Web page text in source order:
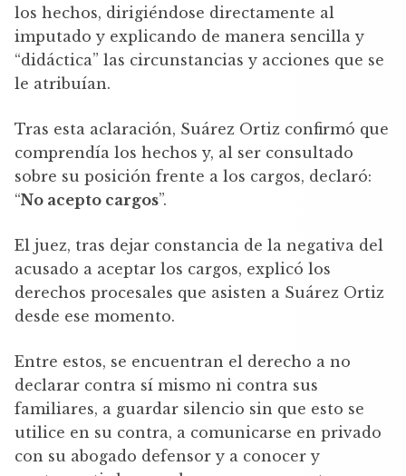
los hechos, dirigiéndose directamente al
imputado y explicando de manera sencilla y
“didáctica” las circunstancias y acciones que se
le atribuían.
Tras esta aclaración, Suárez Ortiz confirmó que
comprendía los hechos y, al ser consultado
sobre su posición frente a los cargos, declaró:
“No acepto cargos”.
El juez, tras dejar constancia de la negativa del
acusado a aceptar los cargos, explicó los
derechos procesales que asisten a Suárez Ortiz
desde ese momento.
Entre estos, se encuentran el derecho a no
declarar contra sí mismo ni contra sus
familiares, a guardar silencio sin que esto se
utilice en su contra, a comunicarse en privado
con su abogado defensor y a conocer y